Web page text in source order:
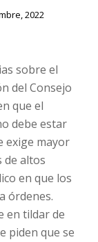
2022
sobre el
del Consejo
que el
debe estar
exige mayor
de altos
en que los
órdenes.
en tildar de
piden que se